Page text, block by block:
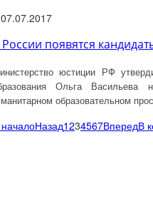
07.07.2017
появятся
юстиции РФ
Ольга Васильева
образовательном
Назад1234567ВпередВ